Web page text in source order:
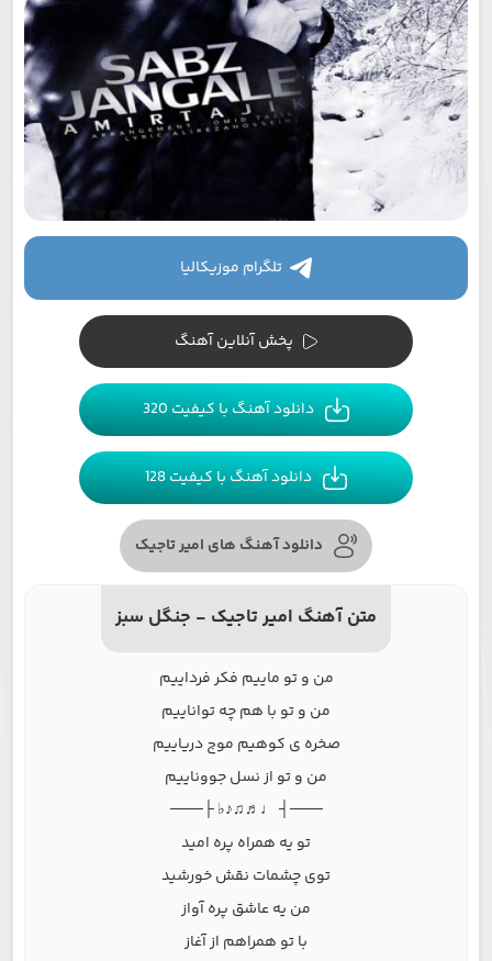
تلگرام موزیکالیا
پخش آنلاین آهنگ
دانلود آهنگ با کیفیت 320
دانلود آهنگ با کیفیت 128
دانلود آهنگ های امیر تاجیک
متن آهنگ امیر تاجیک - جنگل سبز
من و تو ماییم فکر فرداییم
من و تو با هم چه تواناییم
صخره ی کوهیم موج دریاییم
من و تو از نسل جووناییم
───┤ ♩♬♫♪♭ ├───
تو یه همراه پره امید
توی چشمات نقش خورشید
من یه عاشق پره آواز
با تو همراهم از آغاز